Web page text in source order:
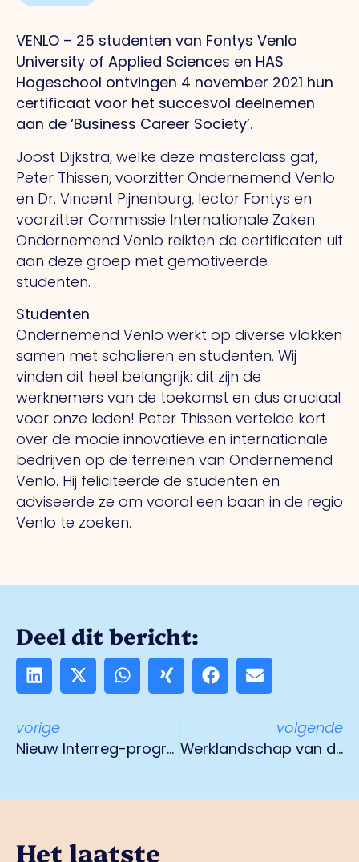
VENLO – 25 studenten van Fontys Venlo
University of Applied Sciences en HAS
Hogeschool ontvingen 4 november 2021 hun
certificaat voor het succesvol deelnemen
aan de ‘Business Career Society’.
Joost Dijkstra, welke deze masterclass gaf,
Peter Thissen, voorzitter Ondernemend Venlo
en Dr. Vincent Pijnenburg, lector Fontys en
voorzitter Commissie Internationale Zaken
Ondernemend Venlo reikten de certificaten uit
aan deze groep met gemotiveerde
studenten.
Studenten
Ondernemend Venlo werkt op diverse vlakken
samen met scholieren en studenten. Wij
vinden dit heel belangrijk: dit zijn de
werknemers van de toekomst en dus cruciaal
voor onze leden! Peter Thissen vertelde kort
over de mooie innovatieve en internationale
bedrijven op de terreinen van Ondernemend
Venlo. Hij feliciteerde de studenten en
adviseerde ze om vooral een baan in de regio
Venlo te zoeken.
Deel dit bericht:
vorige
Nieuw Interreg-programma open voor Nederlands-Duitse projecten
volgende
Werklandschap van de toekomst
Het laatste